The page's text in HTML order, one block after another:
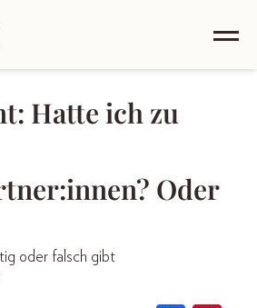
Hatte ich zu
Oder
oder falsch gibt